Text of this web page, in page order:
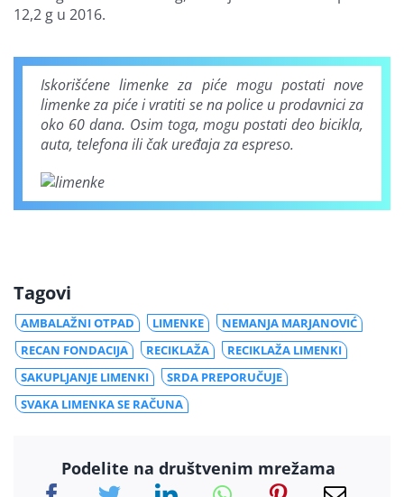
12,2 g u 2016.
Iskorišćene limenke za piće mogu postati nove
limenke za piće i vratiti se na police u prodavnici za
oko 60 dana. Osim toga, mogu postati deo bicikla,
auta, telefona ili čak uređaja za espreso.
Tagovi
AMBALAŽNI OTPAD LIMENKE
NEMANJA MARJANOVIĆ
RECAN FONDACIJA
RECIKLAŽA
RECIKLAŽA LIMENKI
SAKUPLJANJE LIMENKI
SRDA PREPORUČUJE
SVAKA LIMENKA SE RAČUNA
Podelite na društvenim mrežama